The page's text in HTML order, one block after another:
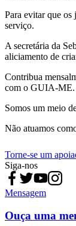
Para evitar que os
serviço.
A secretária da
aliciamento de
Contribua
com o GUIA-ME.
Somos um meio
Não atuamos
Torne-se um
Siga-nos
Mensagem
Ouça uma